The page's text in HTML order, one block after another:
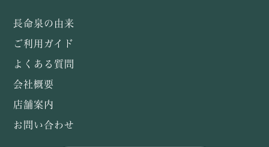
長命泉の由来
ご利用ガイド
よくある質問
会社概要
店舗案内
お問い合わせ